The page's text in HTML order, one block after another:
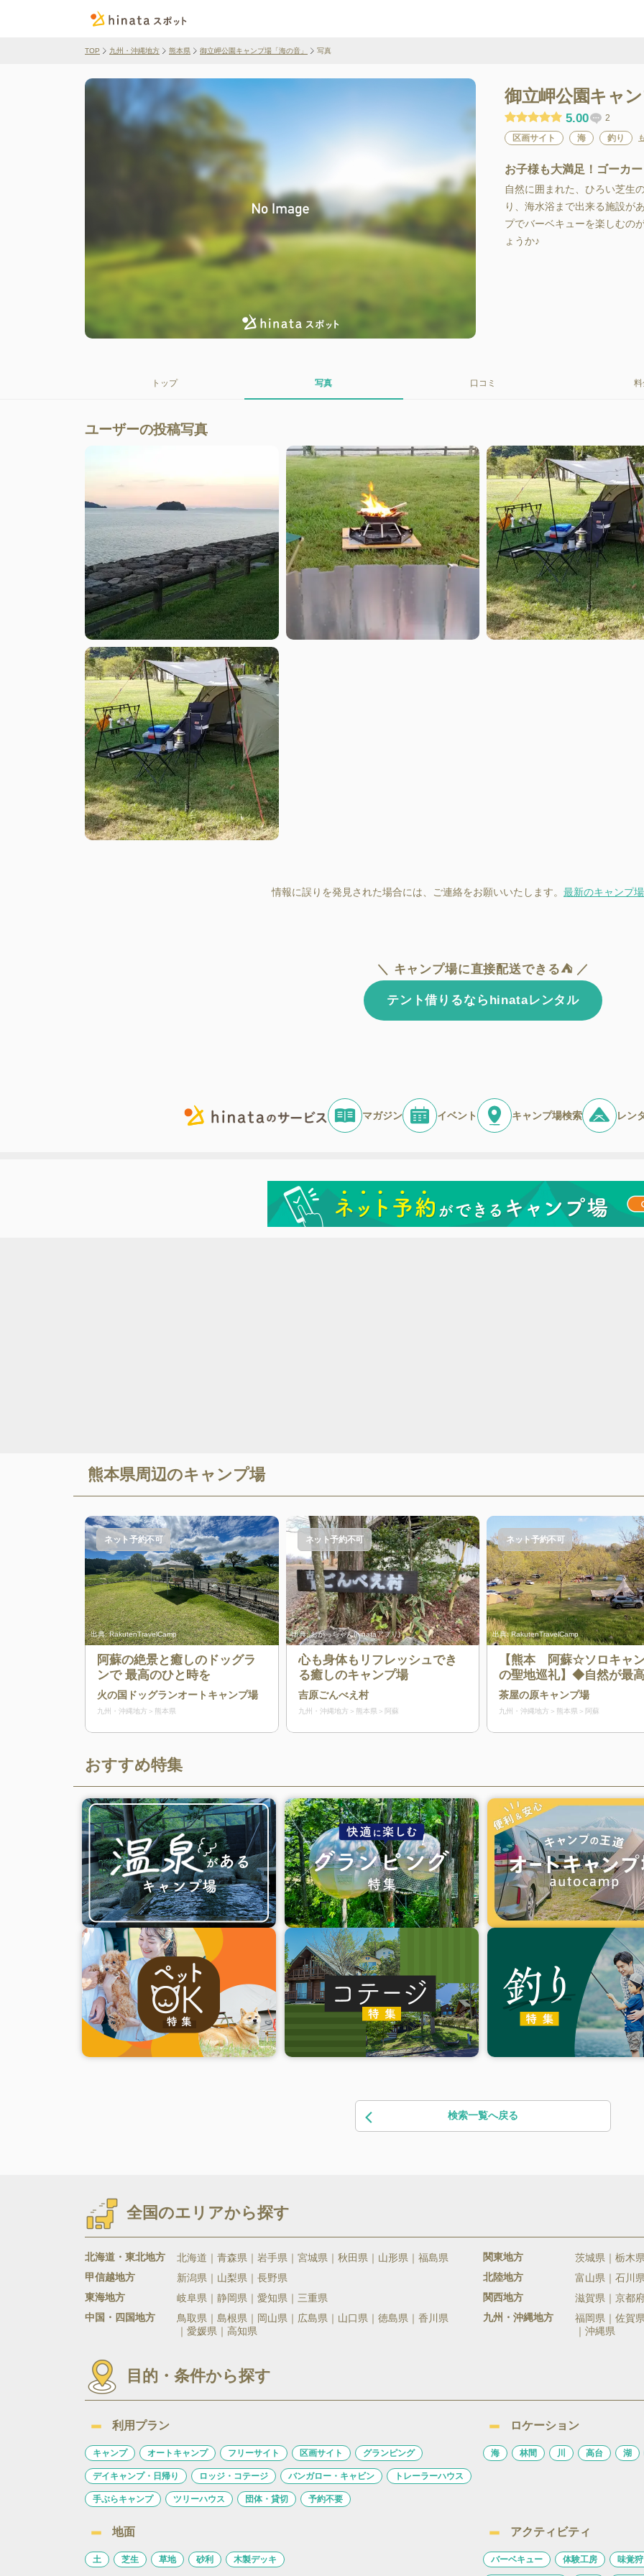
TOP 九州・沖縄地方 熊本県 御立岬公園キャンプ場「海の音」 写真
御立岬公園キャン
5.00
2
区画サイト
海 釣り
お子様も大満足！ゴーカ
自然に囲まれた、ひろい芝生
り、海水浴まで出来る施設が
プでバーベキューを楽しむの
ょうか♪
トップ 写真 口コミ 料
ユーザーの投稿写真
情報に誤りを発見された場合には、ご連絡をお願いいたします。 最新のキャンプ
＼ キャンプ場に直接配送できる⛺ ／
テント借りるならhinataレンタル
マガジン イベント キャンプ場検索 レン
熊本県周辺のキャンプ場
出典:RakutenTravelCamp
ネット予約不可
阿蘇の絶景と癒しのドッグラ
ンで 最高のひと時を
火の国ドッグランオートキャンプ場
九州・沖縄地方 熊本県
出典:おがっちゃん(hinataアプリ)
ネット予約不可
心も身体もリフレッシュでき
る癒しのキャンプ場
吉原ごんべえ村
九州・沖縄地方 熊本県 阿蘇
出典:RakutenTravelCamp
ネット予約不可
【熊本 阿蘇☆ソロキャ
の聖地巡礼】◆自然が最
贅沢！阿蘇の雄大な自然と
天の星空◆
茶屋の原キャンプ場
九州・沖縄地方 熊本県 阿蘇
おすすめ特集
検索一覧へ戻る
全国のエリアから探す
北海道・東北地方 北海道 青森県 岩手県 宮城県 秋田県 山形県 福島県 関東地方 茨城県 栃木県
甲信越地方
新潟県 山梨県 長野県 北陸地方 富山県 石川県
東海地方
岐阜県 静岡県 愛知県 三重県 関西地方 滋賀県 京都
中国・四国地方
鳥取県 島根県 岡山県 広島県 山口県 徳島県
香川県
愛媛県
高知県
九州・沖縄地方 福岡県 佐賀県
沖縄県
目的・条件から探す
利用プラン
キャンプ オートキャンプ フリーサイト 区画サイト グランピング
デイキャンプ・日帰り ロッジ・コテージ バンガロー・キャビン トレーラーハウス
手ぶらキャンプ ツリーハウス 団体・貸切 予約不要
ロケーション
海 林間 川 高台 湖
地面
土 芝生 草地 砂利 木製デッキ
アクティビティ
バーベキュー 体験工房 味覚狩